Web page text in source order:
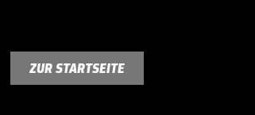
ZUR STARTSEITE